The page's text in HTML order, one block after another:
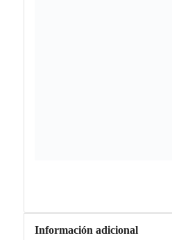
Información adicional